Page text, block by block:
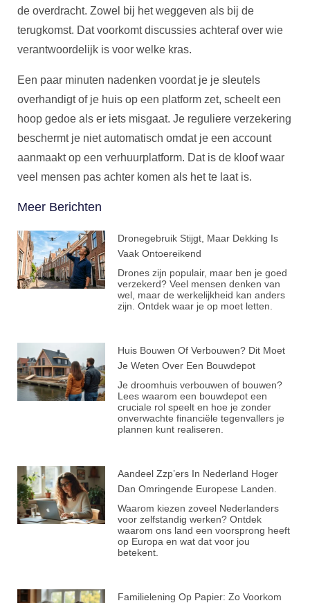
de overdracht. Zowel bij het weggeven als bij de
terugkomst. Dat voorkomt discussies achteraf over wie
verantwoordelijk is voor welke kras.
Een paar minuten nadenken voordat je je sleutels
overhandigt of je huis op een platform zet, scheelt een
hoop gedoe als er iets misgaat. Je reguliere verzekering
beschermt je niet automatisch omdat je een account
aanmaakt op een verhuurplatform. Dat is de kloof waar
veel mensen pas achter komen als het te laat is.
Meer Berichten
Dronegebruik Stijgt, Maar Dekking Is
Vaak Ontoereikend
Drones zijn populair, maar ben je goed
verzekerd? Veel mensen denken van
wel, maar de werkelijkheid kan anders
zijn. Ontdek waar je op moet letten.
Huis Bouwen Of Verbouwen? Dit Moet
Je Weten Over Een Bouwdepot
Je droomhuis verbouwen of bouwen?
Lees waarom een bouwdepot een
cruciale rol speelt en hoe je zonder
onverwachte financiële tegenvallers je
plannen kunt realiseren.
Aandeel Zzp’ers In Nederland Hoger
Dan Omringende Europese Landen.
Waarom kiezen zoveel Nederlanders
voor zelfstandig werken? Ontdek
waarom ons land een voorsprong heeft
op Europa en wat dat voor jou
betekent.
Familielening Op Papier: Zo Voorkom